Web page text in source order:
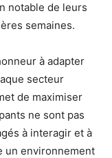
notable de leurs
semaines.
à adapter
secteur
de maximiser
ne sont pas
à interagir et à
un environnement